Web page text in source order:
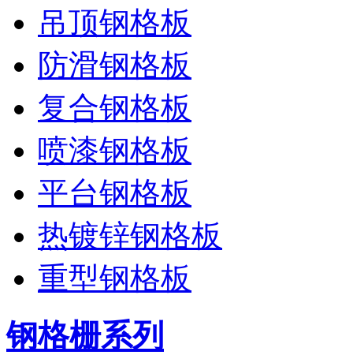
吊顶钢格板
防滑钢格板
复合钢格板
喷漆钢格板
平台钢格板
热镀锌钢格板
重型钢格板
钢格栅系列